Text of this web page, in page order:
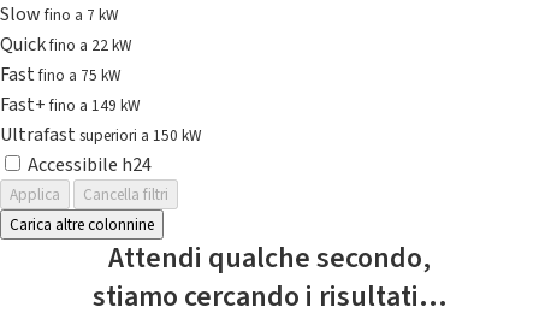
Slowfino a 7 kW
Quickfino a 22 kW
Fastfino a 75 kW
Fast+fino a 149 kW
Ultrafast superiori a 150 kW
Accessibile h24
Applica
Cancella filtri
Carica altre colonnine
Attendi qualche secondo,
stiamo cercando i risultati...